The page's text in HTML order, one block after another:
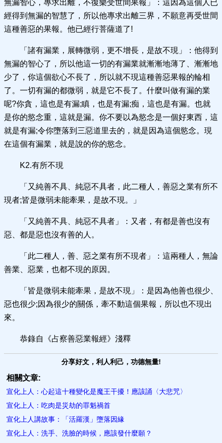
無漏智心，專求出離，不復樂受世間果報」：這因為這個人已
經得到無漏的智慧了，所以他專求出離三界，不願意再受世間
這種善惡的果報。他已經行菩薩道了!
「諸有漏業，展轉微弱，更不增長，是故不現」：他得到
無漏的智心了，所以他這一切的有漏業就漸漸地薄了、漸漸地
少了，你這個欲心不長了，所以就不現這種善惡果報的輪相
了。一切有漏的都微弱，就是它不長了。什麼叫做有漏的業
呢?你貪，這也是有漏;瞋，也是有漏;痴，這也是有漏。也就
是你的慾念重，這就是漏。你不要以為慾念是一個好東西，這
就是有漏;令你墮落到三惡道里去的，就是因為這個慾念。現
在這個有漏業，就是說的你的慾念。
K2.有所不現
「又純善不具、純惡不具者，此二種人，善惡之業有所不
現者;皆是微弱未能牽果，是故不現。」
「又純善不具、純惡不具者」：又者，有都是善也沒有
惡、都是惡也沒有善的人。
「此二種人，善、惡之業有所不現者」：這兩種人，無論
善業、惡業，也都不現的原因。
「皆是微弱未能牽果，是故不現」：是因為他善也很少、
惡也很少;因為很少的關係，牽不動這個果報，所以也不現出
來。
恭錄自《占察善惡業報經》淺釋
分享好文，利人利己，功德無量!
相關文章:
宣化上人：心起這十種變化是魔王干擾！應該誦〈大悲咒〉
宣化上人：吃肉是災劫的罪魁禍首
宣化上人講故事：「活羅漢」墮​落因緣
宣化上人：洗手、洗臉的時候，應該發什麼願？